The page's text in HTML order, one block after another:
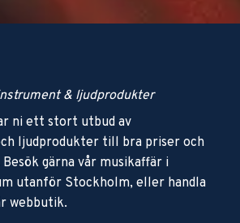
& ljudprodukter
ni ett stort utbud av
ljudprodukter till bra priser och
gärna vår musikaffär i
utanför Stockholm, eller handla
webbutik.